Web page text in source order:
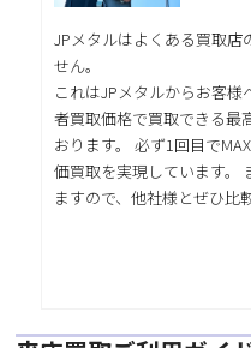
JPメタルはよくある買取店
せん。
これはJPメタルからお客
者買取価格で買取できる最
おります。 必ず1回目で
価買取を実現しています。
ますので、他社様とぜひ比